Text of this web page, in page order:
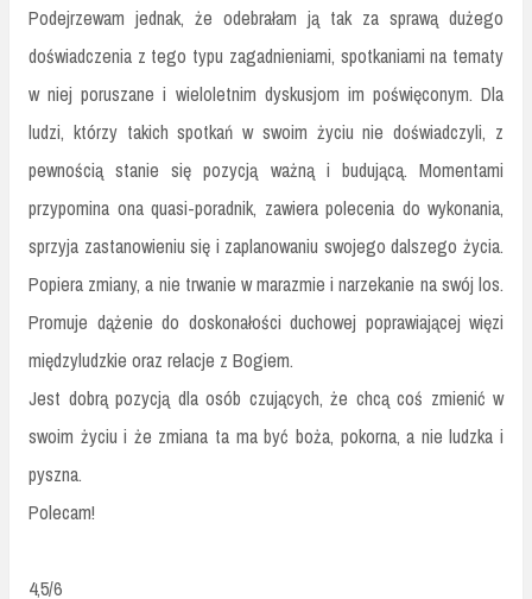
Podejrzewam jednak, że odebrałam ją tak za sprawą dużego
doświadczenia z tego typu zagadnieniami, spotkaniami na tematy
w niej poruszane i wieloletnim dyskusjom im poświęconym. Dla
ludzi, którzy takich spotkań w swoim życiu nie doświadczyli, z
pewnością stanie się pozycją ważną i budującą. Momentami
przypomina ona quasi-poradnik, zawiera polecenia do wykonania,
sprzyja zastanowieniu się i zaplanowaniu swojego dalszego życia.
Popiera zmiany, a nie trwanie w marazmie i narzekanie na swój los.
Promuje dążenie do doskonałości duchowej poprawiającej więzi
międzyludzkie oraz relacje z Bogiem.
Jest dobrą pozycją dla osób czujących, że chcą coś zmienić w
swoim życiu i że zmiana ta ma być boża, pokorna, a nie ludzka i
pyszna.
Polecam!
4,5/6